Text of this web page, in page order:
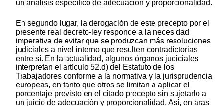
un análisis específico de adecuación y proporcionalidad.
En segundo lugar, la derogación de este precepto por el
presente real decreto-ley responde a la necesidad
imperativa de evitar que se produzcan más resoluciones
judiciales a nivel interno que resulten contradictorias
entre sí. En la actualidad, algunos órganos judiciales
interpretan el artículo 52.d) del Estatuto de los
Trabajadores conforme a la normativa y la jurisprudencia
europeas, en tanto que otros se limitan a aplicar el
porcentaje previsto en el citado precepto sin sujetarlo a
un juicio de adecuación y proporcionalidad. Así, en aras